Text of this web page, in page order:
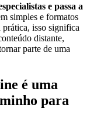
e passa a
simples e formatos
isso significa
distante,
parte de uma
é uma
para